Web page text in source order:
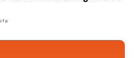
fa